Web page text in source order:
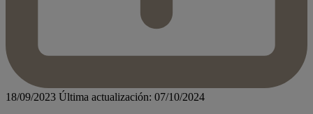
18/09/2023 Última actualización: 07/10/2024